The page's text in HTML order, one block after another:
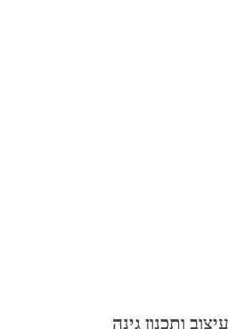
עיצוב ותכנון גינה